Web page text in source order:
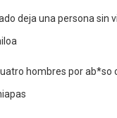
deja una persona sin
hombres por ab*so